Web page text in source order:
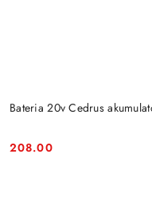
Bateria 20v Cedrus
Cena:
208.00